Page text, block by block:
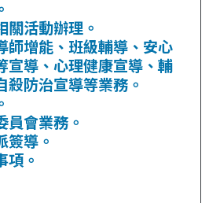
關活動辦理。
師增能、班級輔導、安心
宣導、心理健康宣導、輔
殺防治宣導等業務。
員會業務。
簽導。
項。